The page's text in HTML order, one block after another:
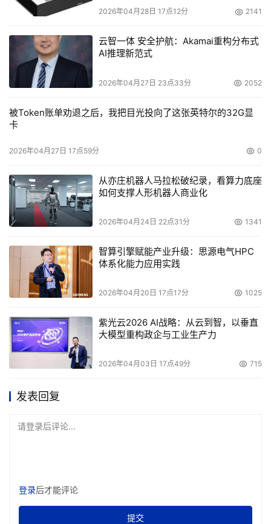
2026年04月28日 17点12分 2141
云智一体 安全护航：Akamai重构分布式
AI推理新范式
2026年04月27日 23点33分 2052
被Token账单劝退之后，我把目光投向了这张英特尔的32G显
卡
2026年04月27日 17点59分 0
从亦庄机器人马拉松破纪录，看算力底座
如何支撑人形机器人商业化
2026年04月24日 22点31分 1341
智算引擎赋能产业升级：思源电气HPC
体系化能力应用实践
2026年04月20日 17点17分 1025
紫光云2026 AI战略：从云到智，以垂直
大模型重构政企与工业生产力
2026年04月03日 17点49分 715
发表回复
请登录后评论...
登录后才能评论
提交